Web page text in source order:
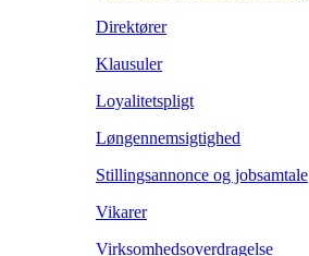
Direktører
Klausuler
Loyalitetspligt
Løngennemsigtighed
Stillingsannonce og jobsamtale
Vikarer
Virksomhedsoverdragelse